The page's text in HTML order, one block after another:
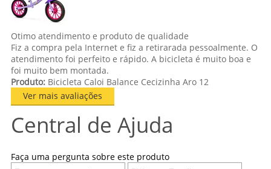
Otimo atendimento e produto de qualidade
Fiz a compra pela Internet e fiz a retirarada pessoalmente. O
atendimento foi perfeito e rápido. A bicicleta é muito boa e
foi muito bem montada.
Produto:Bicicleta Caloi Balance Cecizinha Aro 12
Ver mais avaliações
Central de Ajuda
Faça uma pergunta sobre este produto